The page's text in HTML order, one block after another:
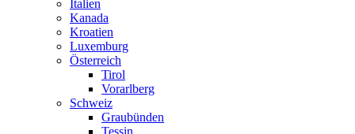
Italien
Kanada
Kroatien
Luxemburg
Österreich
Tirol
Vorarlberg
Schweiz
Graubünden
Tessin